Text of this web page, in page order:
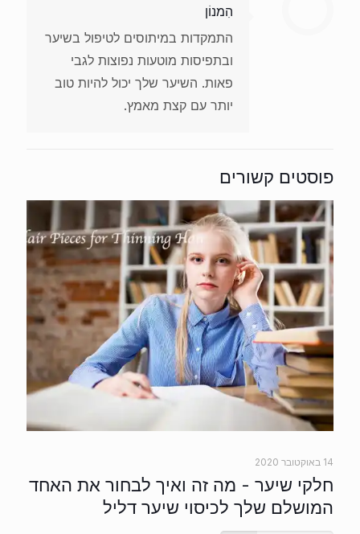
הִמנוֹן
התמקדות במיתוסים לטיפול בשיער
ובתפיסות מוטעות נפוצות לגבי
פאות. השיער שלך יכול להיות טוב
יותר עם קצת מאמץ.
פוסטים קשורים
14 באוקטובר 2020
חלקי שיער - מה זה ואיך לבחור את האחד
המושלם שלך לכיסוי שיער דליל